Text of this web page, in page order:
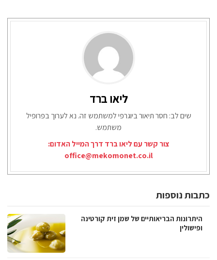
ליאו ברד
שים לב: חסר תיאור ביוגרפי למשתמש זה. נא לערוך בפרופיל
משתמש.
צור קשר עם ליאו ברד דרך המייל האדום:
office@mekomonet.co.il
כתבות נוספות
היתרונות הבריאותיים של שמן זית קורטינה
ופישולין